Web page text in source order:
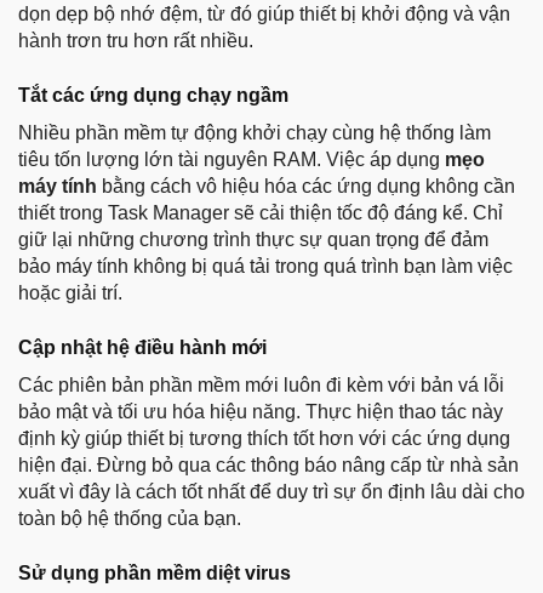
dọn dẹp bộ nhớ đệm, từ đó giúp thiết bị khởi động và vận
hành trơn tru hơn rất nhiều.
Tắt các ứng dụng chạy ngầm
Nhiều phần mềm tự động khởi chạy cùng hệ thống làm
tiêu tốn lượng lớn tài nguyên RAM. Việc áp dụng mẹo
máy tính bằng cách vô hiệu hóa các ứng dụng không cần
thiết trong Task Manager sẽ cải thiện tốc độ đáng kể. Chỉ
giữ lại những chương trình thực sự quan trọng để đảm
bảo máy tính không bị quá tải trong quá trình bạn làm việc
hoặc giải trí.
Cập nhật hệ điều hành mới
Các phiên bản phần mềm mới luôn đi kèm với bản vá lỗi
bảo mật và tối ưu hóa hiệu năng. Thực hiện thao tác này
định kỳ giúp thiết bị tương thích tốt hơn với các ứng dụng
hiện đại. Đừng bỏ qua các thông báo nâng cấp từ nhà sản
xuất vì đây là cách tốt nhất để duy trì sự ổn định lâu dài cho
toàn bộ hệ thống của bạn.
Sử dụng phần mềm diệt virus